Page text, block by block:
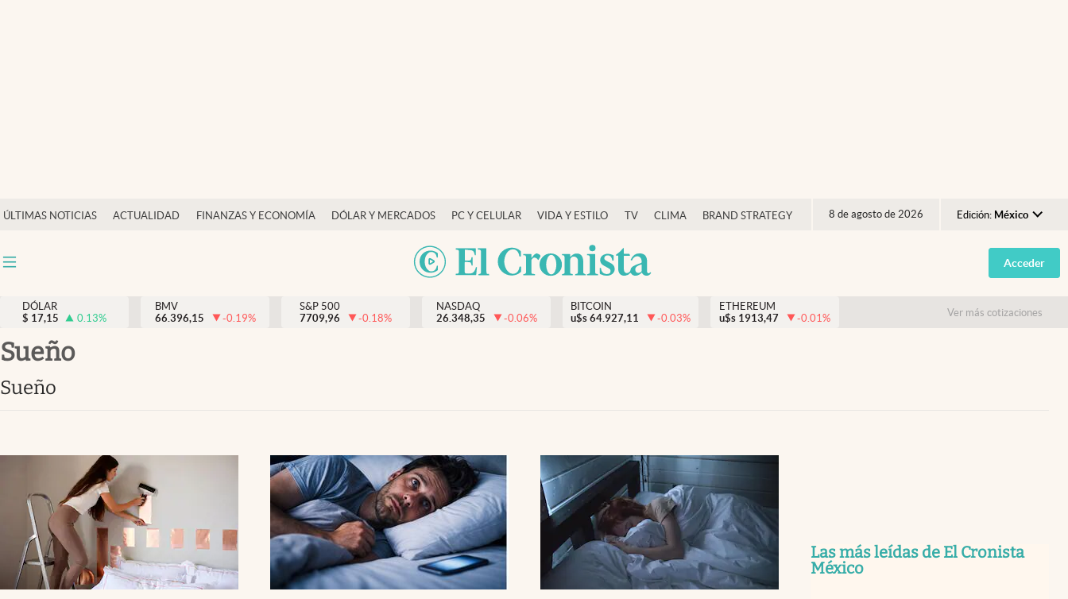
ÚLTIMAS NOTICIAS ACTUALIDAD FINANZAS Y ECONOMÍA DÓLAR Y MERCADOS PC Y CELULAR VIDA Y ESTILO TV CLIMA BRAND STRATEGY 8 de agosto de 2026 Edición: México
Argentina
España
USA
Opinión
Vida y estilo
Clima
Espiritualidad
abre en nueva pestaña
Acceder
DÓLAR
$ 17,15 0.13%
BMV
66.396,15
-0.19%
S&P 500
7709,96
-0.18%
NASDAQ
26.348,35
-0.06%
BITCOIN
u$s 64.927,11 -0.03%
ETHEREUM
u$s 1913,47 -0.01% Ver más cotizaciones
sueño
sueño
Las más leídas de El Cronista
México